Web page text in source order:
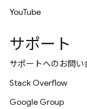
YouTube
サポート
サポートへのお問い
Stack Overflow
Google Group